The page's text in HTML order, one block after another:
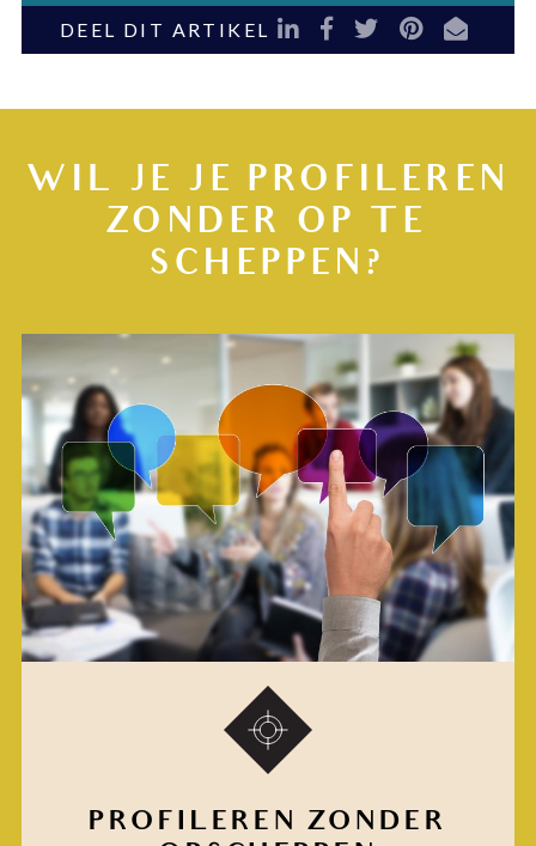
DEEL DIT ARTIKEL LinkedIn
Facebook
Twitter
Pinterest
E-mail
WIL JE JE PROFILEREN
ZONDER OP TE
SCHEPPEN?
PROFILEREN ZONDER